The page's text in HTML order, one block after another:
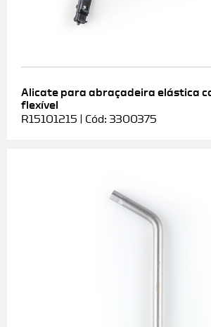
Alicate para abraçadeira elástica
flexível
R15101215 | Cód: 3300375